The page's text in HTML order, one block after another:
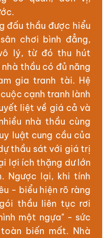
đấu thầu được hiểu
chơi bình đẳng,
lý, từ đó thu hút
thầu có đủ năng
gia tranh tài. Hệ
cạnh tranh lành
liệt về giá cả và
nhà thầu cùng
luật cung cầu của
thầu sát với giá trị
lợi ích thặng dư lớn
Ngược lại, khi tính
- biểu hiện rõ ràng
thầu liên tục rơi
một ngựa" - sức
biến mất. Nhà